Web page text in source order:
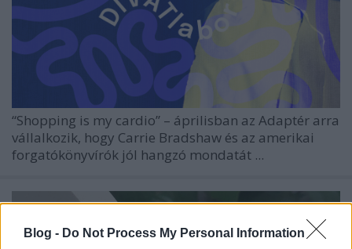
Blog - Do Not Process My Personal Information
“Shopping is my cardio” – áprilisban az Adaptér arra
vállalkozik, hogy Carrie Bradshaw és az amerikai
forgatókönyvírók jól hangzó mondatát ...